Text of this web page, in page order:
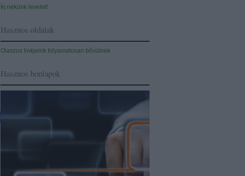
Írj nekünk levelet!
Hasznos oldalak
Olaszos linkjeink folyamatosan bővülnek
Hasznos honlapok